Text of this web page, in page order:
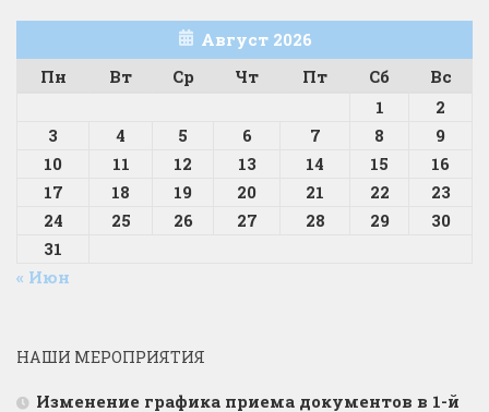
Август 2026
Пн
Вт Ср Чт Пт Сб
Вс
1
2
3
4 5 6 7 8
9
10
11 12 13 14 15
16
17
18 19 20 21 22
23
24
25 26 27 28 29
30
31
« Июн
НАШИ МЕРОПРИЯТИЯ
Изменение графика приема документов в 1-й